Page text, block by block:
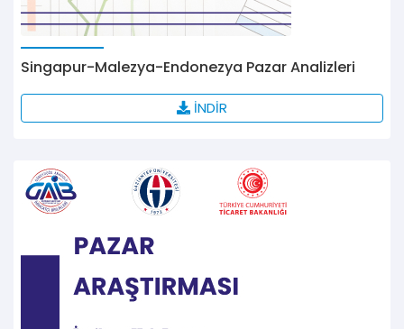
Singapur-Malezya-Endonezya Pazar Analizleri
İNDİR